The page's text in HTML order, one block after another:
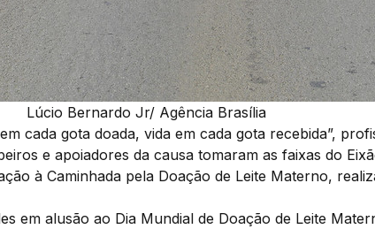
Lúcio Bernardo Jr/ Agência Brasília
cada gota doada, vida em cada gota recebida”,
e apoiadores da causa tomaram as faixas do
à Caminhada pela Doação de Leite Materno,
em alusão ao Dia Mundial de Doação de Leite